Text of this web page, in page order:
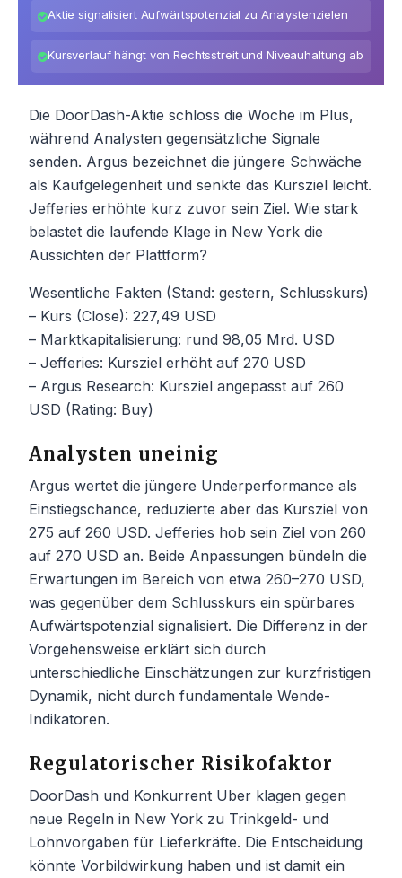
Aktie signalisiert Aufwärtspotenzial zu Analystenzielen
Kursverlauf hängt von Rechtsstreit und Niveauhaltung ab
Die DoorDash-Aktie schloss die Woche im Plus,
während Analysten gegensätzliche Signale
senden. Argus bezeichnet die jüngere Schwäche
als Kaufgelegenheit und senkte das Kursziel leicht.
Jefferies erhöhte kurz zuvor sein Ziel. Wie stark
belastet die laufende Klage in New York die
Aussichten der Plattform?
Wesentliche Fakten (Stand: gestern, Schlusskurs)
– Kurs (Close): 227,49 USD
– Marktkapitalisierung: rund 98,05 Mrd. USD
– Jefferies: Kursziel erhöht auf 270 USD
– Argus Research: Kursziel angepasst auf 260
USD (Rating: Buy)
Analysten uneinig
Argus wertet die jüngere Underperformance als
Einstiegschance, reduzierte aber das Kursziel von
275 auf 260 USD. Jefferies hob sein Ziel von 260
auf 270 USD an. Beide Anpassungen bündeln die
Erwartungen im Bereich von etwa 260–270 USD,
was gegenüber dem Schlusskurs ein spürbares
Aufwärtspotenzial signalisiert. Die Differenz in der
Vorgehensweise erklärt sich durch
unterschiedliche Einschätzungen zur kurzfristigen
Dynamik, nicht durch fundamentale Wende-
Indikatoren.
Regulatorischer Risikofaktor
DoorDash und Konkurrent Uber klagen gegen
neue Regeln in New York zu Trinkgeld- und
Lohnvorgaben für Lieferkräfte. Die Entscheidung
könnte Vorbildwirkung haben und ist damit ein